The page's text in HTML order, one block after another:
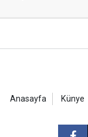
Anasayfa Künye